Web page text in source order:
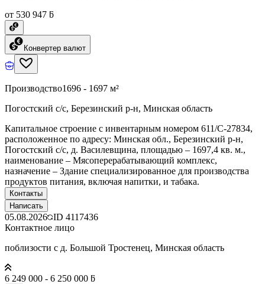
от 530 947 ƃ
Конвертер валют
Производство1696 - 1697 м²
Погостский с/с, Березинский р-н, Минская область
Капитальное строение с инвентарным номером 611/C-27834,
расположенное по адресу: Минская обл., Березинский р-н,
Погостский с/с, д. Василевщина, площадью – 1697,4 кв. м.,
наименование – Мясоперерабатывающий комплекс,
назначение – Здание специализированное для производства
продуктов питания, включая напитки, и табака.
Контакты
Написать
05.08.2026 ID 4117436
Контактное лицо
поблизости с д. Большой Тростенец, Минская область
6 249 000 - 6 250 000 ƃ